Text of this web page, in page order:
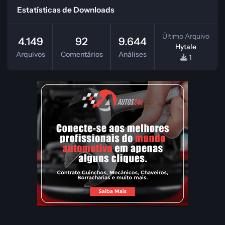
Estatísticas de Downloads
4.149
Arquivos
92
Comentários
9.644
Análises
Último Arquivo
Hytale
1